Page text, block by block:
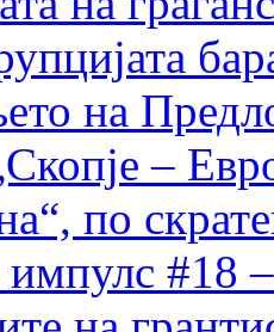
на
–
по
импулс #18